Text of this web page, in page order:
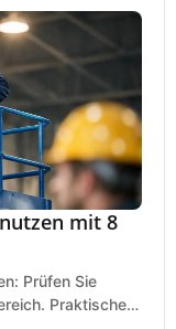
mit 8
Prüfen Sie
Praktische